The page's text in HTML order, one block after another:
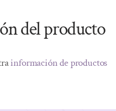
del producto
información de productos